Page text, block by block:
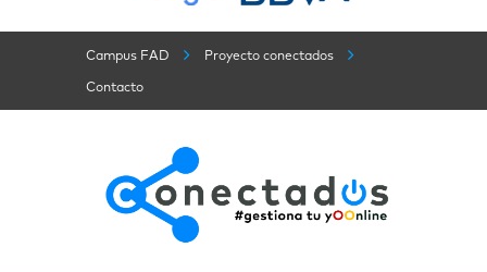
Campus FAD Proyecto conectados
Contacto